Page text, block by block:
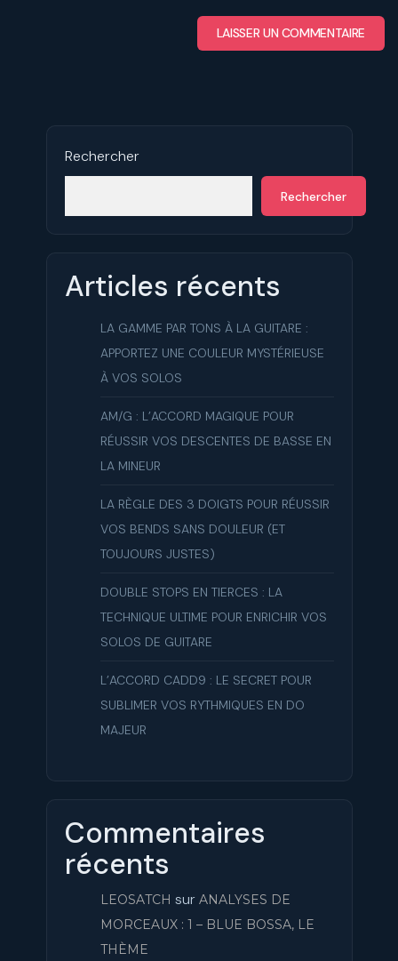
Rechercher
Rechercher
Articles récents
LA GAMME PAR TONS À LA GUITARE :
APPORTEZ UNE COULEUR MYSTÉRIEUSE
À VOS SOLOS
AM/G : L’ACCORD MAGIQUE POUR
RÉUSSIR VOS DESCENTES DE BASSE EN
LA MINEUR
LA RÈGLE DES 3 DOIGTS POUR RÉUSSIR
VOS BENDS SANS DOULEUR (ET
TOUJOURS JUSTES)
DOUBLE STOPS EN TIERCES : LA
TECHNIQUE ULTIME POUR ENRICHIR VOS
SOLOS DE GUITARE
L’ACCORD CADD9 : LE SECRET POUR
SUBLIMER VOS RYTHMIQUES EN DO
MAJEUR
Commentaires
récents
LEOSATCH sur ANALYSES DE
MORCEAUX : 1 – BLUE BOSSA, LE
THÈME